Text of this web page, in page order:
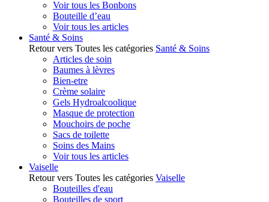
Voir tous les Bonbons
Bouteille d’eau
Voir tous les articles
Santé & Soins
Retour vers Toutes les catégories Santé & Soins
Articles de soin
Baumes à lèvres
Bien-etre
Crème solaire
Gels Hydroalcoolique
Masque de protection
Mouchoirs de poche
Sacs de toilette
Soins des Mains
Voir tous les articles
Vaiselle
Retour vers Toutes les catégories Vaiselle
Bouteilles d'eau
Bouteilles de sport